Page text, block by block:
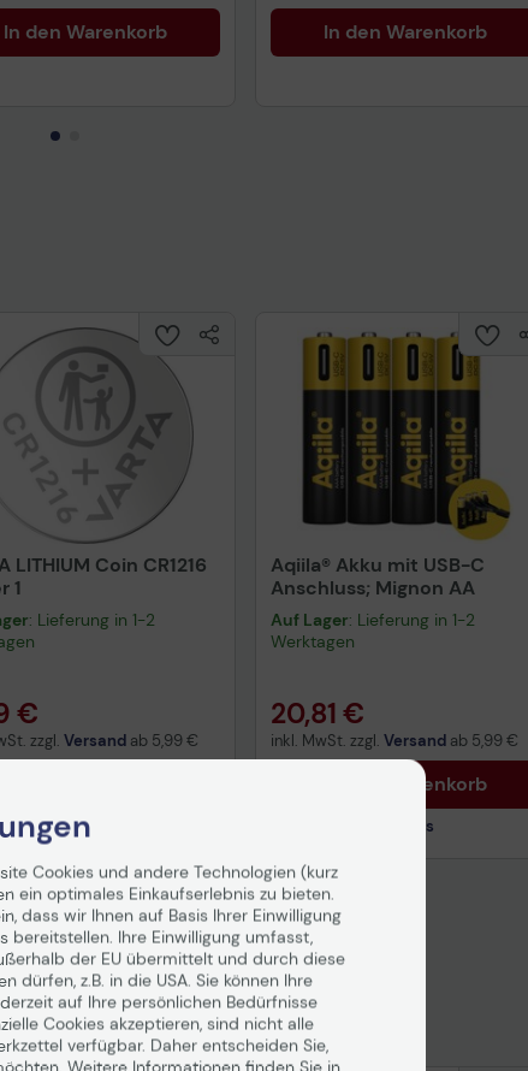
In den Warenkorb In den Warenkorb
LITHIUM Coin CR1216
1
: Lieferung in 1-2
€
zzgl. Versand ab 5,99 €
Hinweis
Produktdatenblatt
Aqiila® Akku mit USB-C
Anschluss; Mignon AA
Auf Lager: Lieferung in 1-2
Werktagen
20,81 €
inkl. MwSt. zzgl. Versand ab 5,99 €
In den Warenkorb
Hinweis
Prüfbericht für Lithiumbatterien
Sicherheitsdatenblatt
Cookies und andere Technologien (kurz
ein optimales Einkaufserlebnis zu bieten.
dass wir Ihnen auf Basis Ihrer Einwilligung
bereitstellen. Ihre Einwilligung umfasst,
der EU übermittelt und durch diese
dürfen, z.B. in die USA. Sie können Ihre
auf Ihre persönlichen Bedürfnisse
Cookies akzeptieren, sind nicht alle
verfügbar. Daher entscheiden Sie,